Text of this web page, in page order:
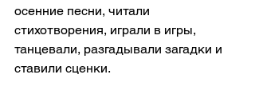
осенние песни, читали
стихотворения, играли в игры,
танцевали, разгадывали загадки и
ставили сценки.